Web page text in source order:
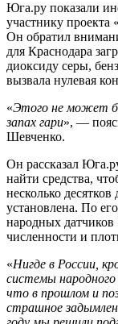
Юга.ру показали
участнику
Он обратил
для Краснодара
диоксиду серы,
вызвала нулевая
«Этого не может
запах гари», —
Шевченко.
Он рассказал
найти средства,
несколько
установлена. По
народных
численности и
«Нигде в России,
системы
что в прошлом и
страшное